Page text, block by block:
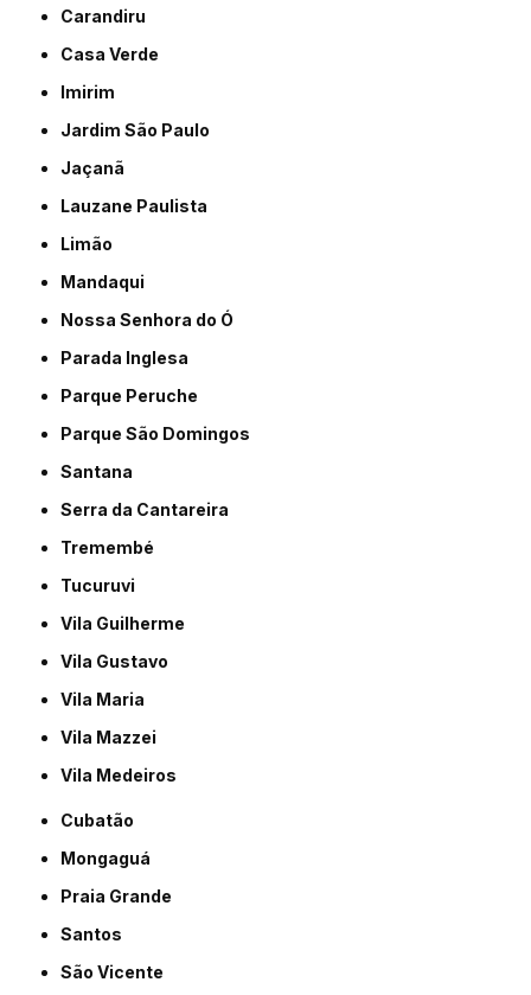
Carandiru
Casa Verde
Imirim
Jardim São Paulo
Jaçanã
Lauzane Paulista
Limão
Mandaqui
Nossa Senhora do Ó
Parada Inglesa
Parque Peruche
Parque São Domingos
Santana
Serra da Cantareira
Tremembé
Tucuruvi
Vila Guilherme
Vila Gustavo
Vila Maria
Vila Mazzei
Vila Medeiros
Cubatão
Mongaguá
Praia Grande
Santos
São Vicente